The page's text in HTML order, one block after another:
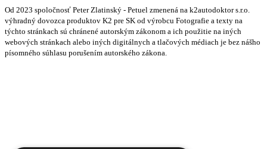
Od 2023 spoločnosť Peter Zlatinský - Petuel zmenená na k2autodoktor s.r.o.
výhradný dovozca produktov K2 pre SK od výrobcu Fotografie a texty na
týchto stránkach sú chránené autorským zákonom a ich použitie na iných
webových stránkach alebo iných digitálnych a tlačových médiach je bez nášho
písomného súhlasu porušením autorského zákona.